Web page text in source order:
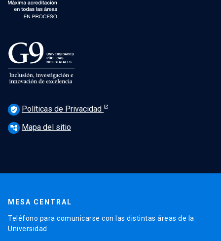
verified_user Políticas de Privacidad
account_tree Mapa del sitio
MESA CENTRAL
Teléfono para comunicarse con las distintas áreas de la
Universidad.